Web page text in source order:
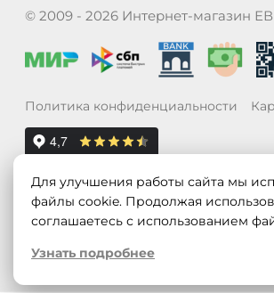
© 2009 - 2026 Интернет-магазин
Политика конфиденциальности
Для улучшения работы сайта мы
файлы cookie. Продолжая
соглашаетесь с использованием
Узнать подробнее